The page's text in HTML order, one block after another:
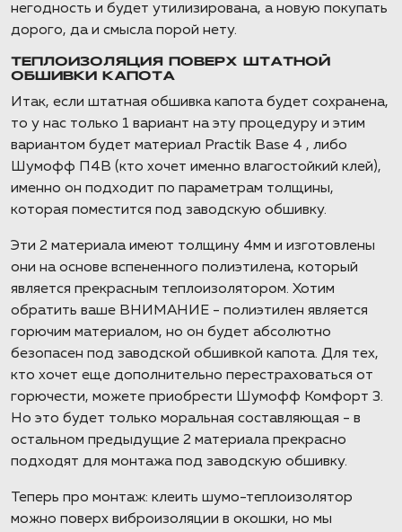
негодность и будет утилизирована, а новую покупать
дорого, да и смысла порой нету.
ТЕПЛОИЗОЛЯЦИЯ ПОВЕРХ ШТАТНОЙ
ОБШИВКИ КАПОТА
Итак, если штатная обшивка капота будет сохранена,
то у нас только 1 вариант на эту процедуру и этим
вариантом будет материал Practik Base 4 , либо
Шумофф П4В (кто хочет именно влагостойкий клей),
именно он подходит по параметрам толщины,
которая поместится под заводскую обшивку.
Эти 2 материала имеют толщину 4мм и изготовлены
они на основе вспененного полиэтилена, который
является прекрасным теплоизолятором. Хотим
обратить ваше ВНИМАНИЕ - полиэтилен является
горючим материалом, но он будет абсолютно
безопасен под заводской обшивкой капота. Для тех,
кто хочет еще дополнительно перестраховаться от
горючести, можете приобрести Шумофф Комфорт 3.
Но это будет только моральная составляющая - в
остальном предыдущие 2 материала прекрасно
подходят для монтажа под заводскую обшивку.
Теперь про монтаж: клеить шумо-теплоизолятор
можно поверх виброизоляции в окошки, но мы